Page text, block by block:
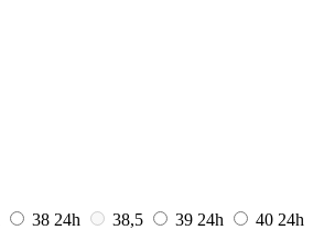
38 24h 38,5 39 24h 40 24h